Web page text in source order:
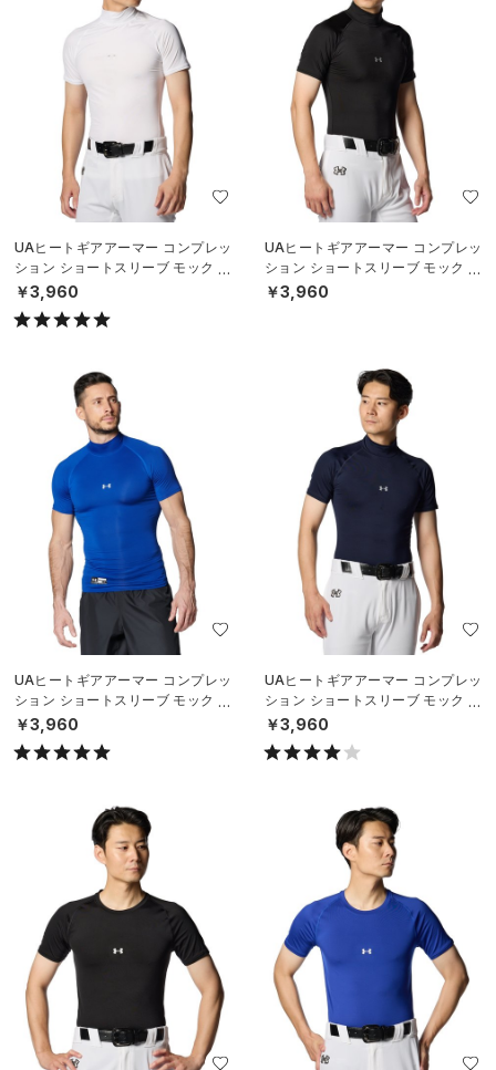
UAヒートギアアーマー コンプレッ
ション ショートスリーブ モック シ
ャツ（ベースボール/MEN）
￥3,960
UAヒートギアアーマー コンプレッ
ション ショートスリーブ モック シ
ャツ（ベースボール/MEN）
￥3,960
UAヒートギアアーマー コンプレッ
ション ショートスリーブ モック シ
ャツ（ベースボール/MEN）
￥3,960
UAヒートギアアーマー コンプレッ
ション ショートスリーブ モック シ
ャツ（ベースボール/MEN）
￥3,960